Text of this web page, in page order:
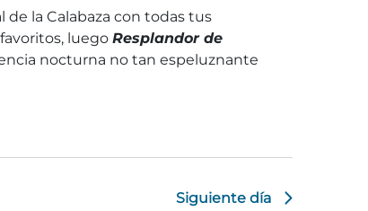
la Calabaza con todas tus
luego Resplandor de
nocturna no tan espeluznante
Siguiente día